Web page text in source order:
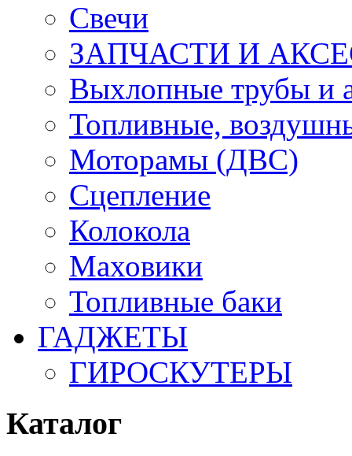
Свечи
ЗАПЧАСТИ И
Выхлопные трубы и
Топливные,
Моторамы (ДВС)
Сцепление
Колокола
Маховики
Топливные баки
ГАДЖЕТЫ
ГИРОСКУТЕРЫ
Каталог